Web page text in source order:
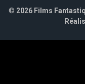
© 2026 Films